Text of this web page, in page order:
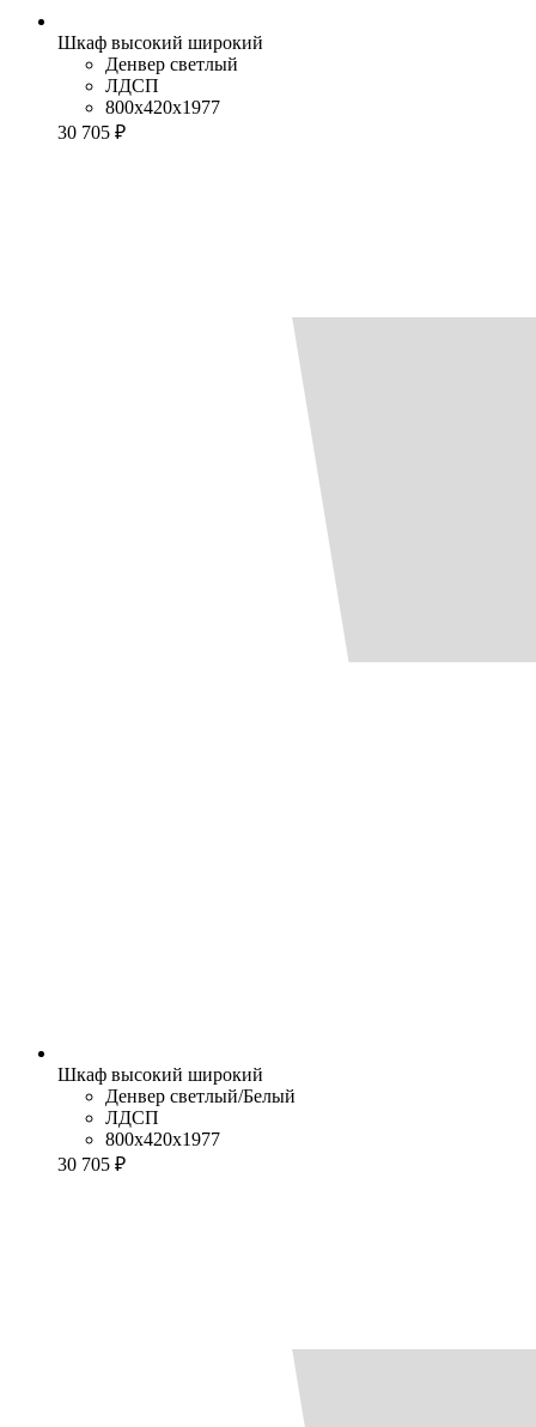
Шкаф высокий широкий
Денвер светлый
ЛДСП
800x420x1977
30 705 ₽
Шкаф высокий широкий
Денвер светлый/Белый
ЛДСП
800x420x1977
30 705 ₽